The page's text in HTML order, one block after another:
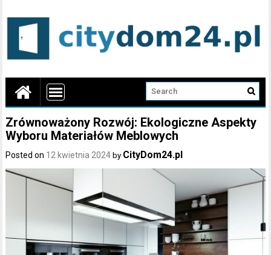
Zrównoważony Rozwój: Ekologiczne Aspekty
Wyboru Materiałów Meblowych
Posted on 12 kwietnia 2024 by CityDom24.pl